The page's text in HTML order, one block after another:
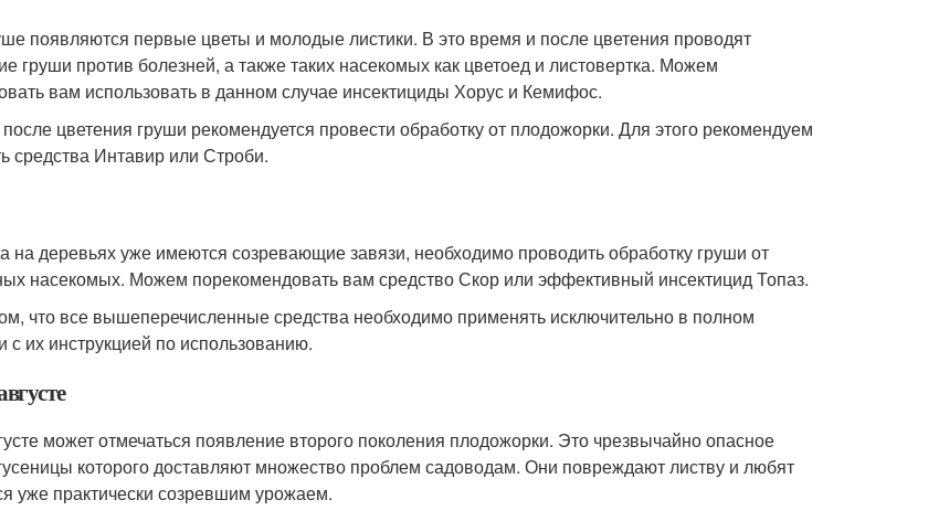
появляются первые цветы и молодые листики. В это время и после цветения проводят
груши против болезней, а также таких насекомых как цветоед и листовертка. Можем
вам использовать в данном случае инсектициды Хорус и Кемифос.
цветения груши рекомендуется провести обработку от плодожорки. Для этого рекомендуем
средства Интавир или Строби.
на деревьях уже имеются созревающие завязи, необходимо проводить обработку груши от
насекомых. Можем порекомендовать вам средство Скор или эффективный инсектицид Топаз.
что все вышеперечисленные средства необходимо применять исключительно в полном
с их инструкцией по использованию.
может отмечаться появление второго поколения плодожорки. Это чрезвычайно опасное
которого доставляют множество проблем садоводам. Они повреждают листву и любят
уже практически созревшим урожаем.